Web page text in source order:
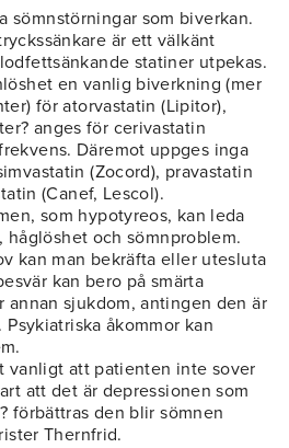
sömnstörningar som biverkan.
är ett välkänt
statiner utpekas.
en vanlig biverkning (mer
för atorvastatin (Lipitor),
anges för cerivastatin
Däremot uppges inga
(Zocord), pravastatin
(Canef, Lescol).
som hypotyreos, kan leda
och sömnproblem.
kan man bekräfta eller utesluta
kan bero på smärta
annan sjukdom, antingen den är
åkommor kan
vanligt att patienten inte sover
att det är depressionen som
förbättras den blir sömnen
Thernfrid.